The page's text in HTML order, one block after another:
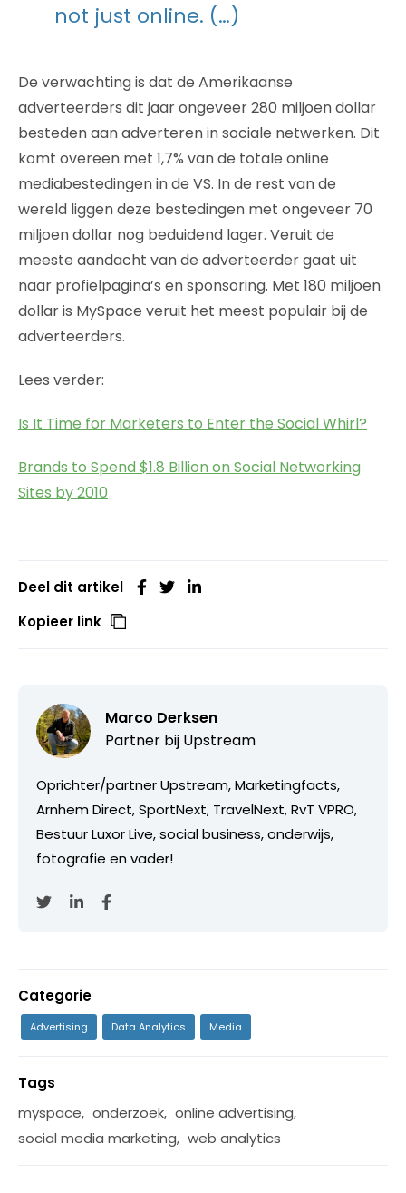
not just online. (…)
De verwachting is dat de Amerikaanse
adverteerders dit jaar ongeveer 280 miljoen dollar
besteden aan adverteren in sociale netwerken. Dit
komt overeen met 1,7% van de totale online
mediabestedingen in de VS. In de rest van de
wereld liggen deze bestedingen met ongeveer 70
miljoen dollar nog beduidend lager. Veruit de
meeste aandacht van de adverteerder gaat uit
naar profielpagina’s en sponsoring. Met 180 miljoen
dollar is MySpace veruit het meest populair bij de
adverteerders.
Lees verder:
Is It Time for Marketers to Enter the Social Whirl?
Brands to Spend $1.8 Billion on Social Networking
Sites by 2010
Deel dit artikel
Kopieer link
Marco Derksen
Partner bij Upstream
Oprichter/partner Upstream, Marketingfacts,
Arnhem Direct, SportNext, TravelNext, RvT VPRO,
Bestuur Luxor Live, social business, onderwijs,
fotografie en vader!
Categorie
Advertising Data Analytics Media
Tags
myspace, onderzoek, online advertising,
social media marketing, web analytics